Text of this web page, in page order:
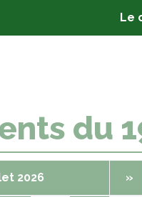
Le
du
2026 »